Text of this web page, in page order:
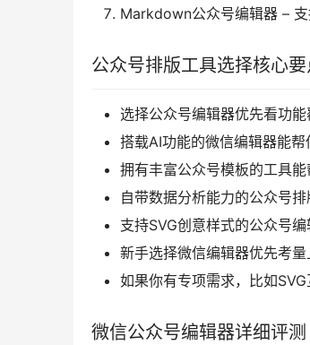
Markdown公众号编辑器 –
公众号排版工具选择核心要
选择公众号编辑器优先看功
搭载AI功能的微信编辑器能
拥有丰富公众号模板的工具
自带数据分析能力的公众号
支持SVG创意样式的公众号
新手选择微信编辑器优先考
如果你有专项需求，比如
微信公众号编辑器详细评测